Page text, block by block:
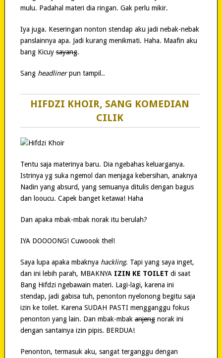
mulu. Padahal materi dia ringan. Gak perlu mikir.
Iya juga. Keseringan nonton stendap aku jadi nebak-nebak
panslainnya apa. Jadi kurang menikmati. Haha. Maafin aku
bang Kicuysayang.
Sang headlinerpun tampil..
HIFDZI KHOIR, SANG KOMEDIAN
CILIK
Tentu saja materinya baru. Dia ngebahas keluarganya.
Istrinya yg suka ngemol dan menjaga kebersihan, anaknya
Nadin yang absurd, yang semuanya ditulis dengan bagus
dan looucu. Capek banget ketawa! Haha
Dan apaka mbak-mbak norak itu berulah?
IYA DOOOONG! Cuwoook thel!
Saya lupa apaka mbaknya hackling. Tapi yang saya inget,
dan ini lebih parah, MBAKNYA IZIN KE TOILET di saat
Bang Hifdzi ngebawain materi. Lagi-lagi, karena ini
stendap, jadi gabisa tuh, penonton nyelonong begitu saja
izin ke toilet. Karena SUDAH PASTI mengganggu fokus
penonton yang lain. Dan mbak-mbakanjengnorak ini
dengan santainya izin pipis. BERDUA!
Penonton, termasuk aku, sangat terganggu dengan